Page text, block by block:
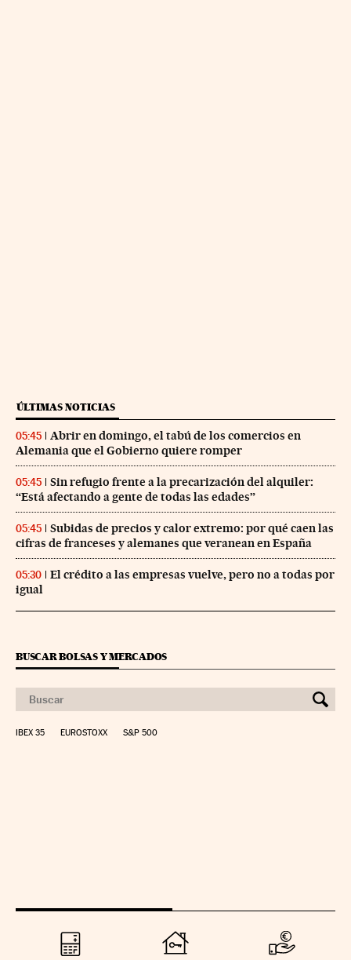
ÚLTIMAS NOTICIAS
05:45
Abrir en domingo, el tabú de los comercios en
Alemania que el Gobierno quiere romper
05:45
Sin refugio frente a la precarización del alquiler:
“Está afectando a gente de todas las edades”
05:45
Subidas de precios y calor extremo: por qué caen las
cifras de franceses y alemanes que veranean en España
05:30
El crédito a las empresas vuelve, pero no a todas por
igual
BUSCAR BOLSAS Y MERCADOS
IBEX 35 EUROSTOXX S&P 500